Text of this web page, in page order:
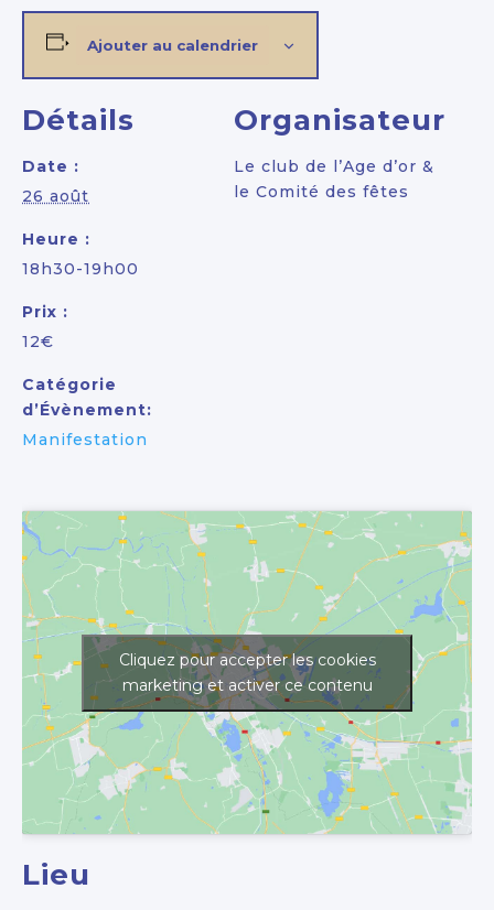
Ajouter au calendrier
Détails
Date :
26 août
Heure :
18h30-19h00
Prix :
12€
Catégorie
d’Évènement:
Manifestation
Organisateur
Le club de l’Age d’or &
le Comité des fêtes
Lieu
Cliquez pour accepter les cookies
marketing et activer ce contenu